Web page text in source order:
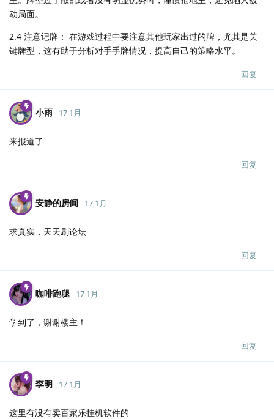
动局面。
2.4 注意记牌： 在游戏过程中要注意其他玩家出过的牌，尤其是关
键牌型，这有助于分析对手手牌情况，提高自己的策略水平。
回复
小雨 17 1月
来报道了
回复
安静的房间 17 1月
求真实，天天刷论坛
回复
咖啡跑腿 17 1月
学到了，谢谢楼主！
回复
李明 17 1月
这里有没有卖百家乐挂机软件的